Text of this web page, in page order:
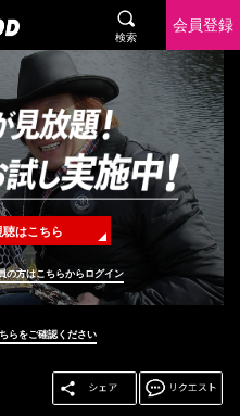
検索
会員登録
はこちら
の方はこちらからログイン
らをご確認ください